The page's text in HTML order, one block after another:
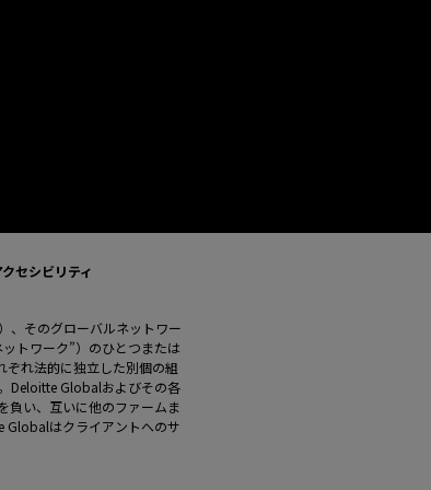
クセシビリティ
、そのグローバルネットワー
トワーク”）のひとつまたは
れ法的に独立した別個の組
Deloitte Globalおよびその各
負い、互いに他のファームま
Globalはクライアントへのサ